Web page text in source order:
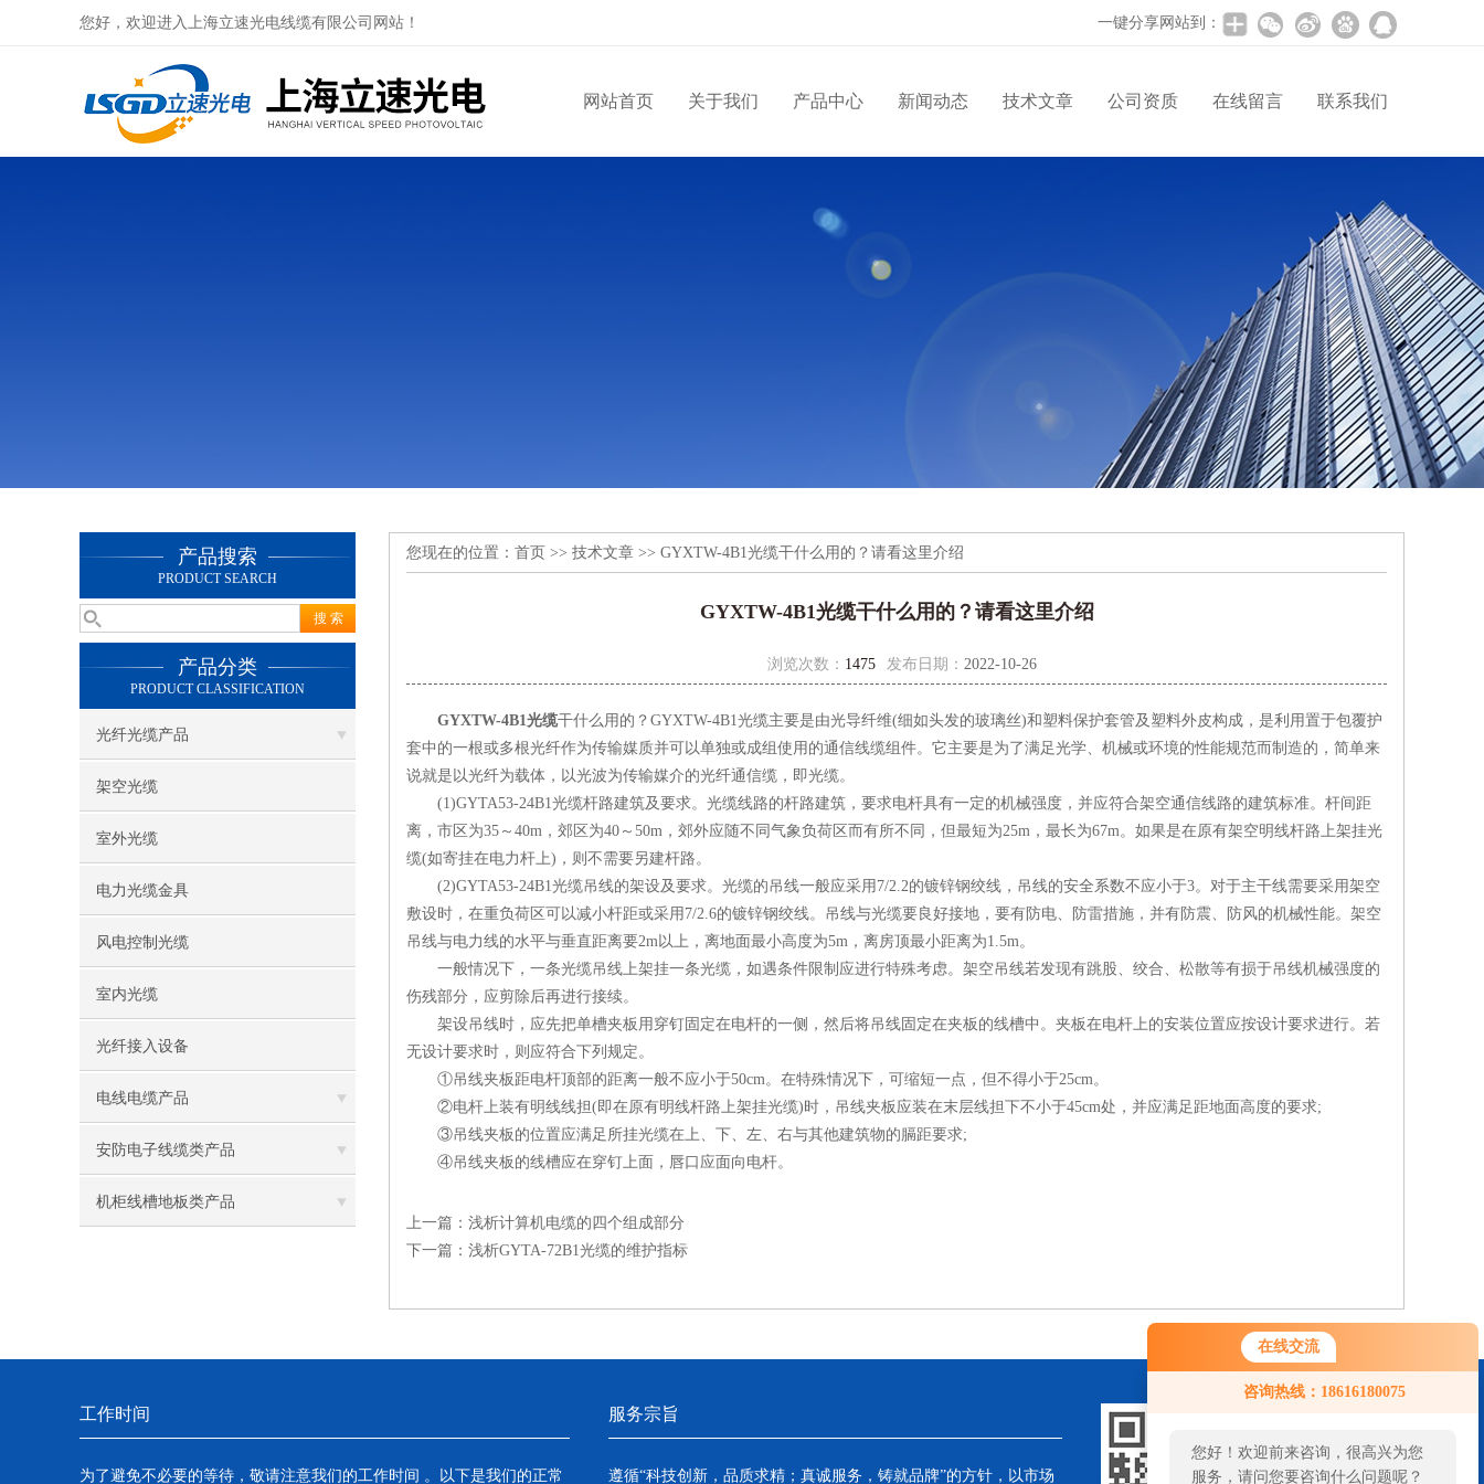
在线交流
咨询热线：18616180075
您好！欢迎前来咨询，很高兴为您
服务，请问您要咨询什么问题呢？
您好，欢迎进入上海立速光电线缆有限公司网站！ 一键分享网站到：
网站首页 关于我们 产品中心 新闻动态 技术文章 公司资质 在线留言 联系我们
产品搜索
PRODUCT SEARCH
产品分类
PRODUCT CLASSIFICATION
光纤光缆产品
架空光缆
室外光缆
电力光缆金具
风电控制光缆
室内光缆
光纤接入设备
电线电缆产品
安防电子线缆类产品
机柜线槽地板类产品
您现在的位置： 首页 >> 技术文章 >> GYXTW-4B1光缆干什么用的？请看这里介绍
GYXTW-4B1光缆干什么用的？请看这里介绍
浏览次数： 1475 发布日期： 2022-10-26
GYXTW-4B1光缆干什么用的？GYXTW-4B1光缆主要是由光导纤维(细如头发的玻璃丝)和塑料保护套管及塑料外皮构成，是利用置于包覆护
套中的一根或多根光纤作为传输媒质并可以单独或成组使用的通信线缆组件。它主要是为了满足光学、机械或环境的性能规范而制造的，简单来
说就是以光纤为载体，以光波为传输媒介的光纤通信缆，即光缆。
(1)GYTA53-24B1光缆杆路建筑及要求。光缆线路的杆路建筑，要求电杆具有一定的机械强度，并应符合架空通信线路的建筑标准。杆间距
离，市区为35～40m，郊区为40～50m，郊外应随不同气象负荷区而有所不同，但最短为25m，最长为67m。如果是在原有架空明线杆路上架挂光
缆(如寄挂在电力杆上)，则不需要另建杆路。
(2)GYTA53-24B1光缆吊线的架设及要求。光缆的吊线一般应采用7/2.2的镀锌钢绞线，吊线的安全系数不应小于3。对于主干线需要采用架空
敷设时，在重负荷区可以减小杆距或采用7/2.6的镀锌钢绞线。吊线与光缆要良好接地，要有防电、防雷措施，并有防震、防风的机械性能。架空
吊线与电力线的水平与垂直距离要2m以上，离地面最小高度为5m，离房顶最小距离为1.5m。
一般情况下，一条光缆吊线上架挂一条光缆，如遇条件限制应进行特殊考虑。架空吊线若发现有跳股、绞合、松散等有损于吊线机械强度的
伤残部分，应剪除后再进行接续。
架设吊线时，应先把单槽夹板用穿钉固定在电杆的一侧，然后将吊线固定在夹板的线槽中。夹板在电杆上的安装位置应按设计要求进行。若
无设计要求时，则应符合下列规定。
①吊线夹板距电杆顶部的距离一般不应小于50cm。在特殊情况下，可缩短一点，但不得小于25cm。
②电杆上装有明线线担(即在原有明线杆路上架挂光缆)时，吊线夹板应装在末层线担下不小于45cm处，并应满足距地面高度的要求;
③吊线夹板的位置应满足所挂光缆在上、下、左、右与其他建筑物的膈距要求;
④吊线夹板的线槽应在穿钉上面，唇口应面向电杆。
上一篇： 浅析计算机电缆的四个组成部分
下一篇： 浅析GYTA-72B1光缆的维护指标
工作时间
为了避免不必要的等待，敬请注意我们的工作时间 。以下是我们的正常
服务宗旨
遵循“科技创新，品质求精；真诚服务，铸就品牌”的方针，以市场